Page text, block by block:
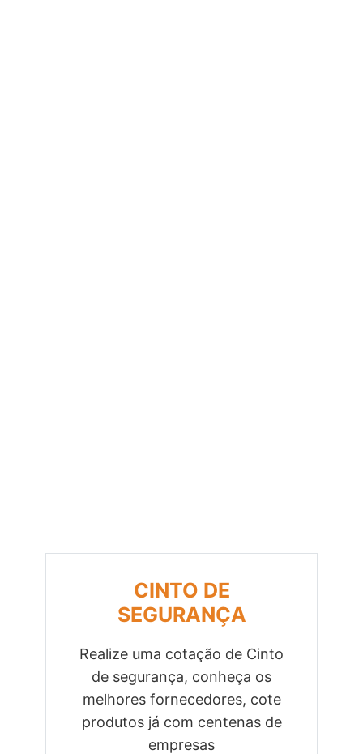
CINTO DE
SEGURANÇA
Realize uma cotação de Cinto
de segurança, conheça os
melhores fornecedores, cote
produtos já com centenas de
empresas